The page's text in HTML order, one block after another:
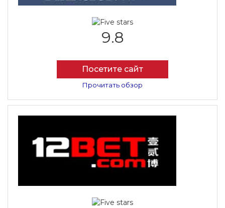
9.8
Посетите сайт
Прочитать обзор